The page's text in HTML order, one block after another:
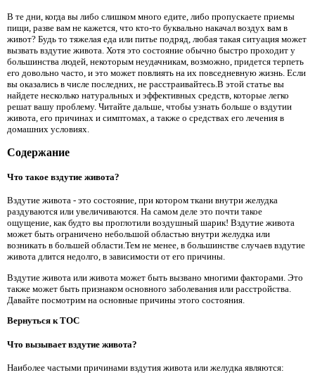
В те дни, когда вы либо слишком много едите, либо пропускаете приемы
пищи, разве вам не кажется, что кто-то буквально накачал воздух вам в
живот? Будь то тяжелая еда или питье подряд, любая такая ситуация может
вызвать вздутие живота. Хотя это состояние обычно быстро проходит у
большинства людей, некоторым неудачникам, возможно, придется терпеть
его довольно часто, и это может повлиять на их повседневную жизнь. Если
вы оказались в числе последних, не расстраивайтесь.В этой статье вы
найдете несколько натуральных и эффективных средств, которые легко
решат вашу проблему. Читайте дальше, чтобы узнать больше о вздутии
живота, его причинах и симптомах, а также о средствах его лечения в
домашних условиях.
Содержание
Что такое вздутие живота?
Вздутие живота - это состояние, при котором ткани внутри желудка
раздуваются или увеличиваются. На самом деле это почти такое
ощущение, как будто вы проглотили воздушный шарик! Вздутие живота
может быть ограничено небольшой областью внутри желудка или
возникать в большей области.Тем не менее, в большинстве случаев вздутие
живота длится недолго, в зависимости от его причины.
Вздутие живота или живота может быть вызвано многими факторами. Это
также может быть признаком основного заболевания или расстройства.
Давайте посмотрим на основные причины этого состояния.
Вернуться к TOC
Что вызывает вздутие живота?
Наиболее частыми причинами вздутия живота или желудка являются: